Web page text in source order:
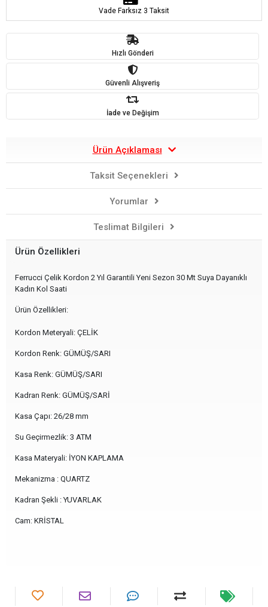
Vade Farksız 3 Taksit
Hızlı Gönderi
Güvenli Alışveriş
İade ve Değişim
Ürün Açıklaması
Taksit Seçenekleri
Yorumlar
Teslimat Bilgileri
Ürün Özellikleri
Ferrucci Çelik Kordon 2 Yıl Garantili Yeni Sezon 30 Mt Suya Dayanıklı
Kadın Kol Saati
Ürün Özellikleri:
Kordon Meteryali: ÇELİK
Kordon Renk: GÜMÜŞ/SARI
Kasa Renk: GÜMÜŞ/SARI
Kadran Renk: GÜMÜŞ/SARİ
Kasa Çapı: 26/28 mm
Su Geçirmezlik: 3 ATM
Kasa Materyali: İYON KAPLAMA
Mekanizma : QUARTZ
Kadran Şekli : YUVARLAK
Cam: KRİSTAL